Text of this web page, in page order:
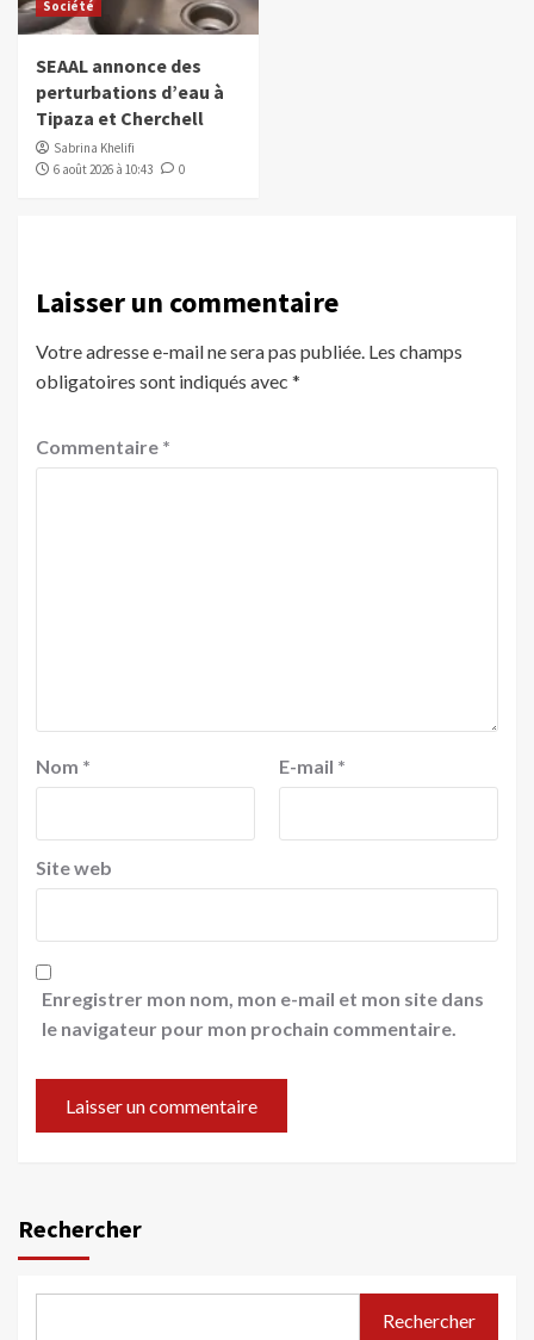
Société
SEAAL annonce des
perturbations d’eau à
Tipaza et Cherchell
Sabrina Khelifi
6 août 2026 à 10:43
0
Laisser un commentaire
Votre adresse e-mail ne sera pas publiée. Les champs
obligatoires sont indiqués avec *
Commentaire *
Nom * E-mail *
Site web
Enregistrer mon nom, mon e-mail et mon site dans
le navigateur pour mon prochain commentaire.
Rechercher
Rechercher